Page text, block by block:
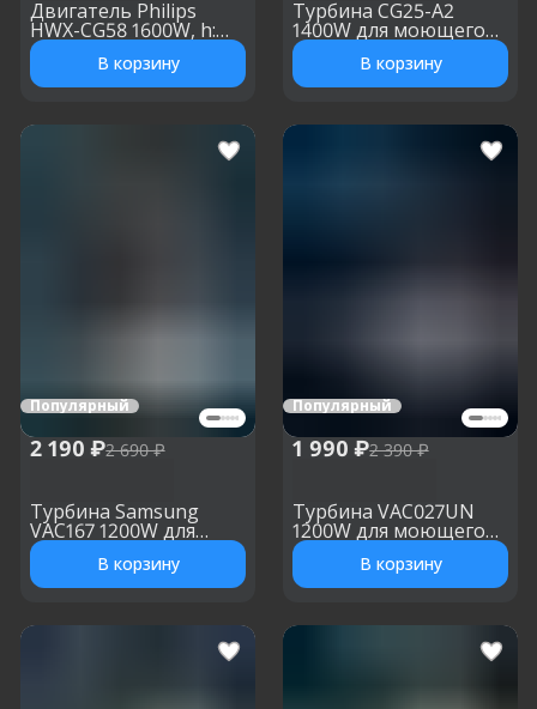
Двигатель Philips
HWX-CG58 1600W, h:
114 мм, d: 120 мм
В корзину
Турбина CG25-A2
1400W для моющего
пылесоса, h: 175 мм, d:
В корзину
Популярный
2 190 ₽2 690 ₽
Турбина Samsung
VAC167 1200W для
моющего пылесоса, h:
167 мм, d: 148/144 мм
В корзину
Популярный
1 990 ₽2 390 ₽
Турбина VAC027UN
1200W для моющего
пылесоса, h: 142 мм, d:
В корзину